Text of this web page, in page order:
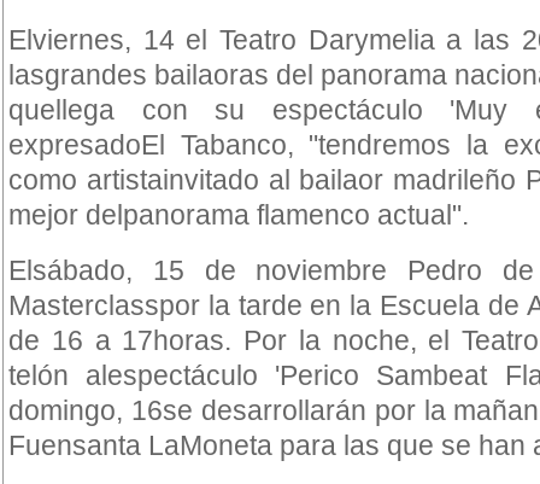
Elviernes, 14 el Teatro Darymelia a las
lasgrandes bailaoras del panorama
quellega con su espectáculo 'Muy
expresadoEl Tabanco, "tendremos la
como artistainvitado al bailaor madrileño
mejor delpanorama flamenco actual".
Elsábado, 15 de noviembre Pedro
Masterclasspor la tarde en la Escuela de
de 16 a 17horas. Por la noche, el
telón alespectáculo 'Perico Sambeat
domingo, 16se desarrollarán por la
Fuensanta LaMoneta para las que se han